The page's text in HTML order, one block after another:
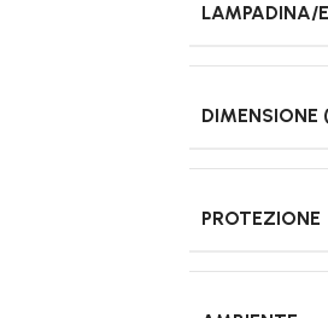
LAMPADINA/
DIMENSIONE
PROTEZIONE